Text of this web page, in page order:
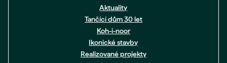
Aktuality
Tančící dům 30 let
Koh-i-noor
Ikonické stavby
Realizované projekty